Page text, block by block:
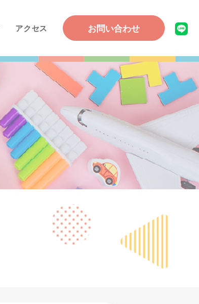
アクセス お問い合わせ